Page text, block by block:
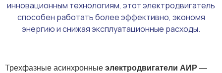
инновационным технологиям, этот электродвигатель
способен работать более эффективно, экономя
энергию и снижая эксплуатационные расходы.
Трехфазные асинхронные электродвигатели АИР —